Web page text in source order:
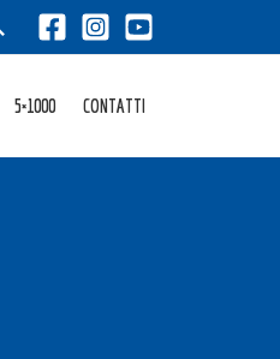
5×1000 CONTATTI